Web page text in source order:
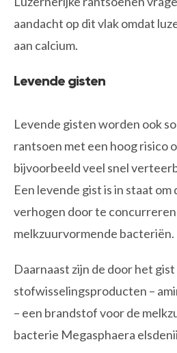
aandacht op dit vlak omdat
aan calcium.
Levende gisten
Levende gisten worden ook
rantsoen met een hoog risico
bijvoorbeeld veel snel
Een levende gist is in staat
verhogen door te
melkzuurvormende bacteriën.
Daarnaast zijn de door het
stofwisselingsproducten –
– een brandstof voor de
bacterie Megasphaera